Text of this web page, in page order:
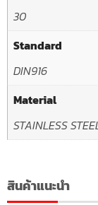
30
Standard
DIN916
Material
STAINLESS
สินค้าแนะนำ